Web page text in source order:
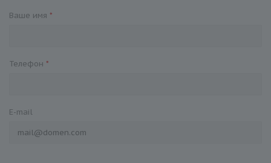
Ваше имя *
Телефон *
E-mail